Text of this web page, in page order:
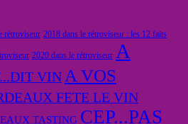
rétroviseur 2018 dans le rétroviseur : les 12 faits
2020 dans le rétroviseur A
VIN A VOS
FETE LE VIN
TASTING CEP...PAS